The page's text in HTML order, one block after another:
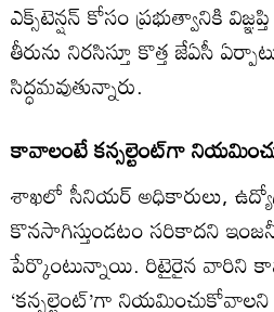
ఎక్స్‌టెన్షన్‌ కోసం ప్రభుత్వానికి
తీరును నిరసిస్తూ కొత్త జేఏసీ
సిద్ధమవుతున్నారు.
కావాలంటే కన్సల్టెంట్‌గా
శాఖలో సీనియర్‌ అధికారులు,
కొనసాగిస్తుండటం సరికాదని
పేర్కొంటున్నాయి. రిటైరైన వారిని
‘కన్సల్టెంట్‌’గా